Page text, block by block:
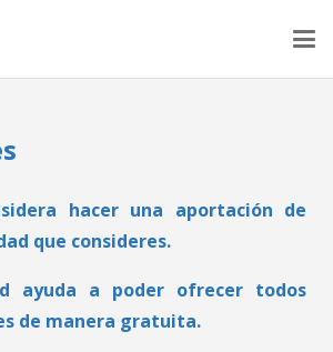
hacer una aportación de
que consideres.
ayuda a poder ofrecer todos
de manera gratuita.